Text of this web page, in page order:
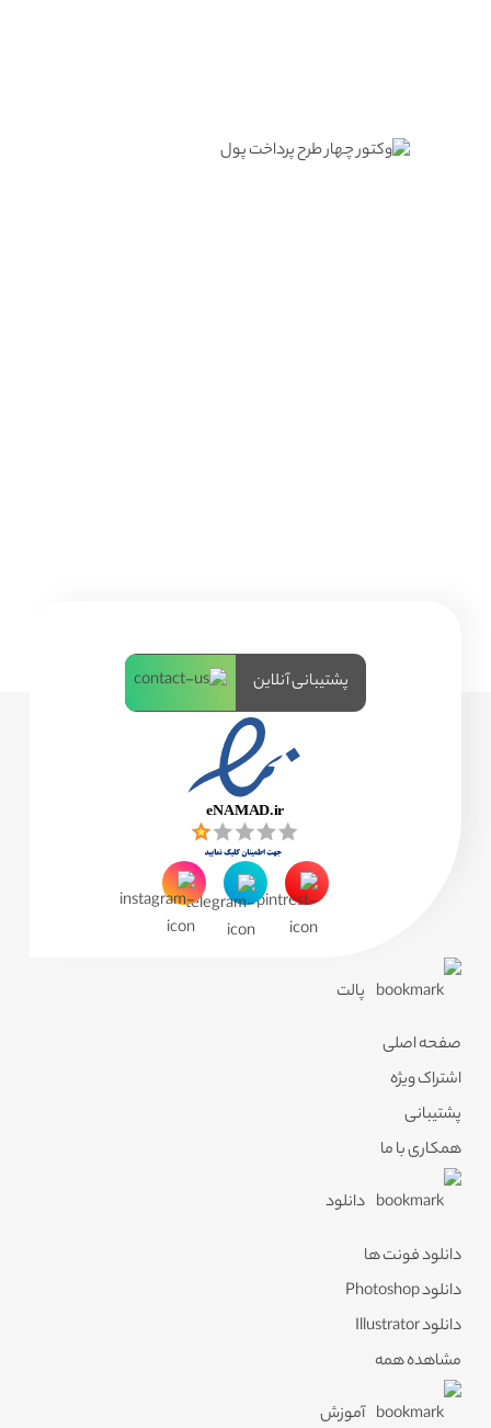
پالت
صفحه اصلی
اشتراک ویژه
پشتیبانی
همکاری با ما
دانلود
دانلود فونت ها
دانلود Photoshop
دانلود Illustrator
مشاهده همه
آموزش
پشتیبانی آنلاین